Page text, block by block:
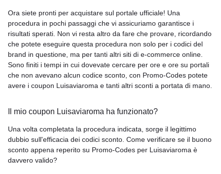
Ora siete pronti per acquistare sul portale ufficiale! Una
procedura in pochi passaggi che vi assicuriamo garantisce i
risultati sperati. Non vi resta altro da fare che provare, ricordando
che potete eseguire questa procedura non solo per i codici del
brand in questione, ma per tanti altri siti di e-commerce online.
Sono finiti i tempi in cui dovevate cercare per ore e ore su portali
che non avevano alcun codice sconto, con Promo-Codes potete
avere i coupon Luisaviaroma e tanti altri sconti a portata di mano.
Il mio coupon Luisaviaroma ha funzionato?
Una volta completata la procedura indicata, sorge il legittimo
dubbio sull'efficacia dei codici sconto. Come verificare se il buono
sconto appena reperito su Promo-Codes per Luisaviaroma è
davvero valido?